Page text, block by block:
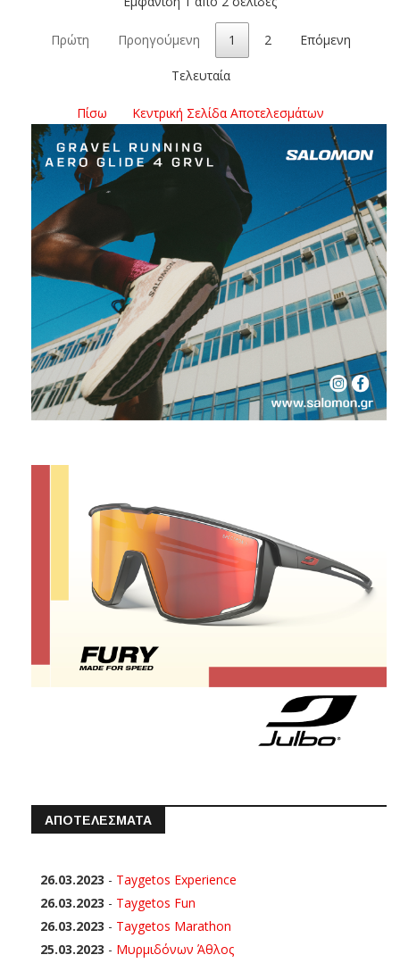
Πρώτη Προηγούμενη 1 2 Επόμενη
Τελευταία
Πίσω Κεντρική Σελίδα Αποτελεσμάτων
ΑΠΟΤΕΛΕΣΜΑΤΑ
26.03.2023 - Taygetos Experience
26.03.2023 - Taygetos Fun
26.03.2023 - Taygetos Marathon
25.03.2023 - Μυρμιδόνων Άθλος